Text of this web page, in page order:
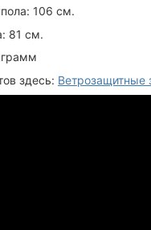
106 см.
81 см.
здесь: Ветрозащитные